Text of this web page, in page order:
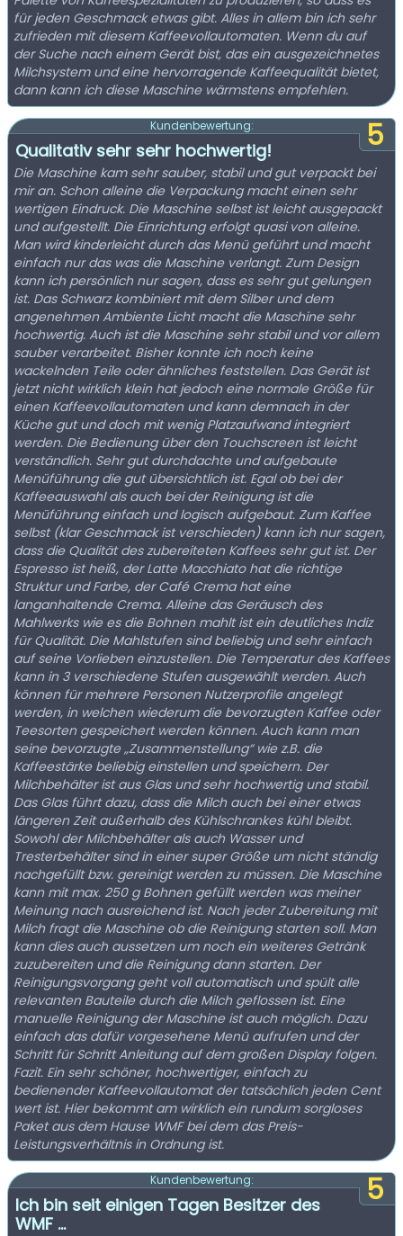
für jeden Geschmack etwas gibt. Alles in allem bin ich sehr
zufrieden mit diesem Kaffeevollautomaten. Wenn du auf
der Suche nach einem Gerät bist, das ein ausgezeichnetes
Milchsystem und eine hervorragende Kaffeequalität bietet,
dann kann ich diese Maschine wärmstens empfehlen.
5
Kundenbewertung:
Qualitativ sehr sehr hochwertig!
Die Maschine kam sehr sauber, stabil und gut verpackt bei
mir an. Schon alleine die Verpackung macht einen sehr
wertigen Eindruck. Die Maschine selbst ist leicht ausgepackt
und aufgestellt. Die Einrichtung erfolgt quasi von alleine.
Man wird kinderleicht durch das Menü geführt und macht
einfach nur das was die Maschine verlangt. Zum Design
kann ich persönlich nur sagen, dass es sehr gut gelungen
ist. Das Schwarz kombiniert mit dem Silber und dem
angenehmen Ambiente Licht macht die Maschine sehr
hochwertig. Auch ist die Maschine sehr stabil und vor allem
sauber verarbeitet. Bisher konnte ich noch keine
wackelnden Teile oder ähnliches feststellen. Das Gerät ist
jetzt nicht wirklich klein hat jedoch eine normale Größe für
einen Kaffeevollautomaten und kann demnach in der
Küche gut und doch mit wenig Platzaufwand integriert
werden. Die Bedienung über den Touchscreen ist leicht
verständlich. Sehr gut durchdachte und aufgebaute
Menüführung die gut übersichtlich ist. Egal ob bei der
Kaffeeauswahl als auch bei der Reinigung ist die
Menüführung einfach und logisch aufgebaut. Zum Kaffee
selbst (klar Geschmack ist verschieden) kann ich nur sagen,
dass die Qualität des zubereiteten Kaffees sehr gut ist. Der
Espresso ist heiß, der Latte Macchiato hat die richtige
Struktur und Farbe, der Café Crema hat eine
langanhaltende Crema. Alleine das Geräusch des
Mahlwerks wie es die Bohnen mahlt ist ein deutliches Indiz
für Qualität. Die Mahlstufen sind beliebig und sehr einfach
auf seine Vorlieben einzustellen. Die Temperatur des Kaffees
kann in 3 verschiedene Stufen ausgewählt werden. Auch
können für mehrere Personen Nutzerprofile angelegt
werden, in welchen wiederum die bevorzugten Kaffee oder
Teesorten gespeichert werden können. Auch kann man
seine bevorzugte „Zusammenstellung“ wie z.B. die
Kaffeestärke beliebig einstellen und speichern. Der
Milchbehälter ist aus Glas und sehr hochwertig und stabil.
Das Glas führt dazu, dass die Milch auch bei einer etwas
längeren Zeit außerhalb des Kühlschrankes kühl bleibt.
Sowohl der Milchbehälter als auch Wasser und
Tresterbehälter sind in einer super Größe um nicht ständig
nachgefüllt bzw. gereinigt werden zu müssen. Die Maschine
kann mit max. 250 g Bohnen gefüllt werden was meiner
Meinung nach ausreichend ist. Nach jeder Zubereitung mit
Milch fragt die Maschine ob die Reinigung starten soll. Man
kann dies auch aussetzen um noch ein weiteres Getränk
zuzubereiten und die Reinigung dann starten. Der
Reinigungsvorgang geht voll automatisch und spült alle
relevanten Bauteile durch die Milch geflossen ist. Eine
manuelle Reinigung der Maschine ist auch möglich. Dazu
einfach das dafür vorgesehene Menü aufrufen und der
Schritt für Schritt Anleitung auf dem großen Display folgen.
Fazit. Ein sehr schöner, hochwertiger, einfach zu
bedienender Kaffeevollautomat der tatsächlich jeden Cent
wert ist. Hier bekommt am wirklich ein rundum sorgloses
Paket aus dem Hause WMF bei dem das Preis-
Leistungsverhältnis in Ordnung ist.
5
Kundenbewertung:
Ich bin seit einigen Tagen Besitzer des
WMF ...